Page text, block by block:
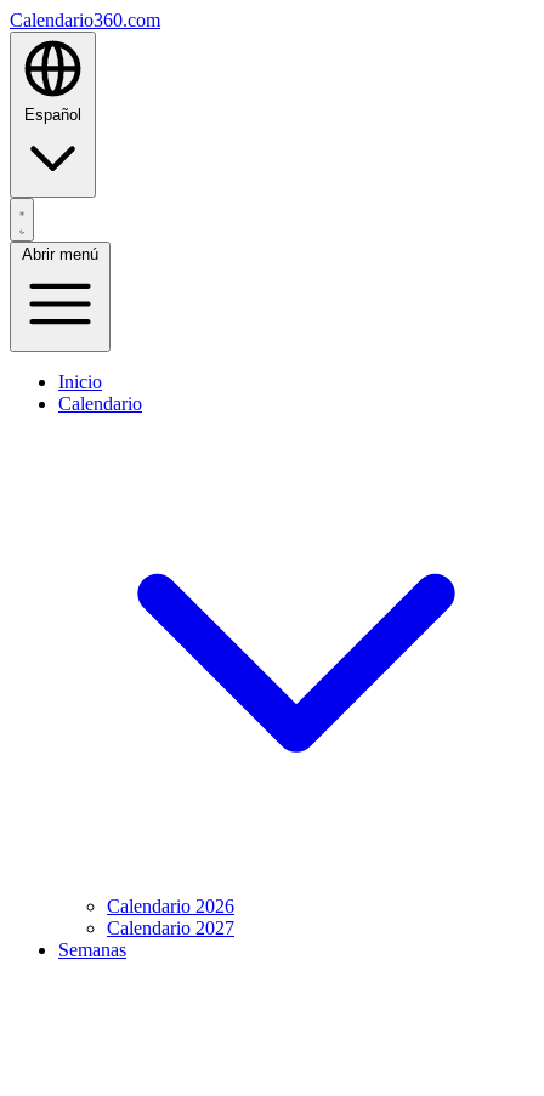
Calendario360.com
Español
Abrir menú
Inicio
Calendario
Calendario 2026
Calendario 2027
Semanas